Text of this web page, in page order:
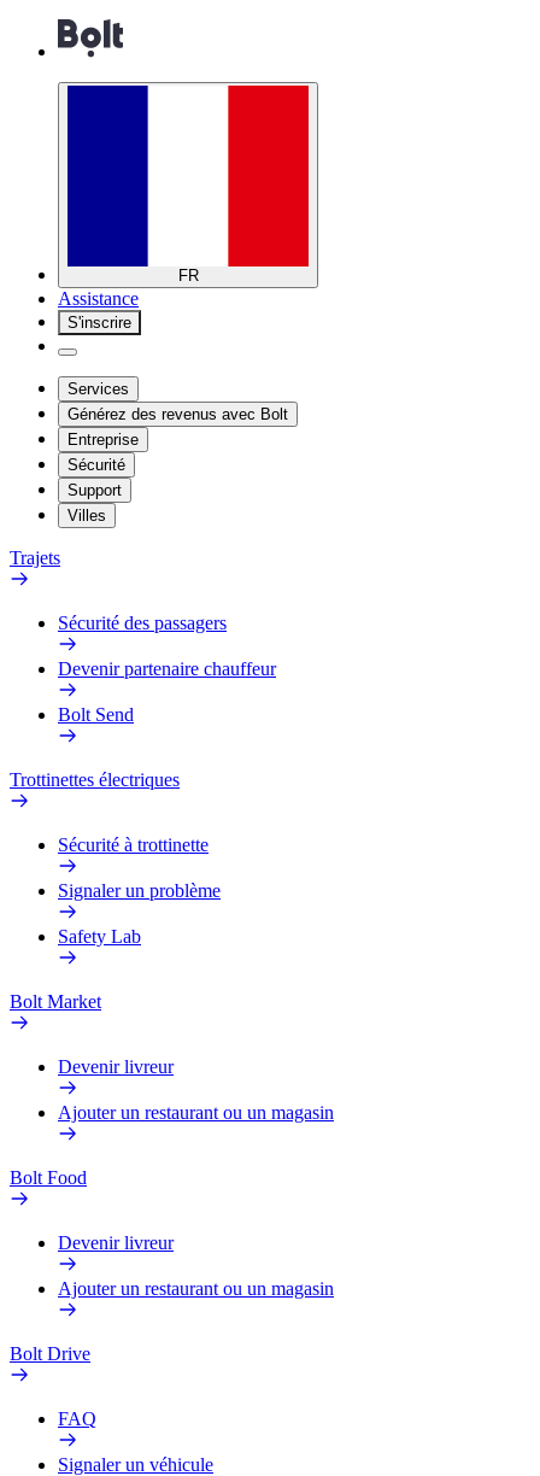
FR
Assistance
S'inscrire
Services
Générez des revenus avec Bolt
Entreprise
Sécurité
Support
Villes
Trajets
Sécurité des passagers
Devenir partenaire chauffeur
Bolt Send
Trottinettes électriques
Sécurité à trottinette
Signaler un problème
Safety Lab
Bolt Market
Devenir livreur
Ajouter un restaurant ou un magasin
Bolt Food
Devenir livreur
Ajouter un restaurant ou un magasin
Bolt Drive
FAQ
Signaler un véhicule